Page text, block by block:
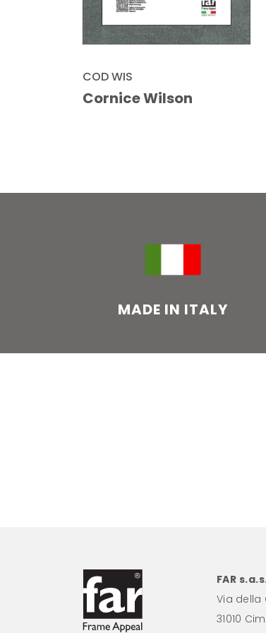
COD WIS
Cornice Wilson
MADE IN ITALY
FAR
Via della
31010